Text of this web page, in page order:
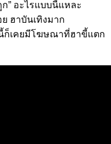
” อะไรแบบนี้แหละ
ฮาบันเทิงมาก
ก็เคยมีโฆษณาที่ฮาขี้แตก